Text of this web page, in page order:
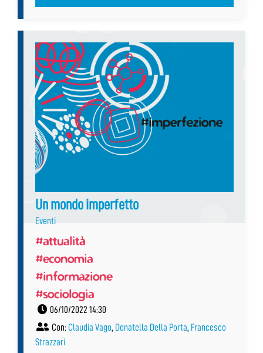
Un mondo imperfetto
Eventi
#attualità
#economia
#informazione
#sociologia
06/10/2022 14:30
Con: Claudia Vago, Donatella Della Porta, Francesco
Strazzari